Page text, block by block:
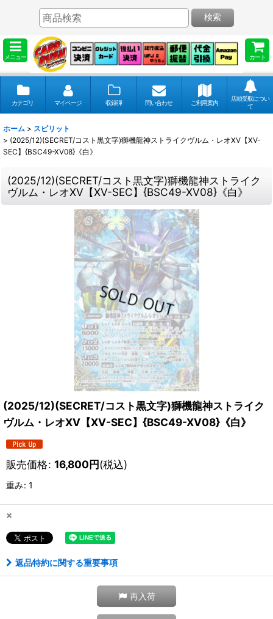
メニュー カート
検索
カテゴリ マイページ 収録弾 問い合わせ ご利用案内
店頭受取につい
て
ホーム > スピリット
> (2025/12)(SECRET/コスト黒文字)獅機龍神ストライクヴルム・レオXV【XV-
SEC】{BSC49-XV08}《白》
(2025/12)(SECRET/コスト黒文字)獅機龍神ストライク
ヴルム・レオXV【XV-SEC】{BSC49-XV08}《白》
(2025/12)(SECRET/コスト黒文字)獅機龍神ストライク
ヴルム・レオXV【XV-SEC】{BSC49-XV08}《白》
販売価格: 16,800円(税込)
重み: 1
×
返品特約に関する重要事項
再入荷